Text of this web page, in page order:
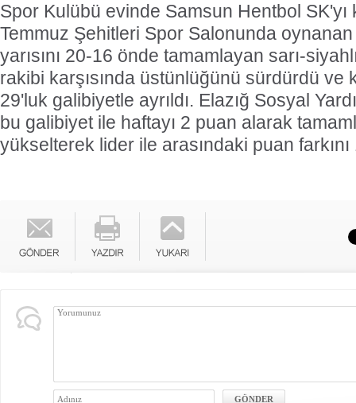
Spor Kulübü evinde Samsun Hentbol SK'yı
Temmuz Şehitleri Spor Salonunda
yarısını 20-16 önde tamamlayan sarı-
rakibi karşısında üstünlüğünü sürdürdü ve
29'luk galibiyetle ayrıldı. Elazığ Sosyal
bu galibiyet ile haftayı 2 puan alarak
yükselterek lider ile arasındaki puan